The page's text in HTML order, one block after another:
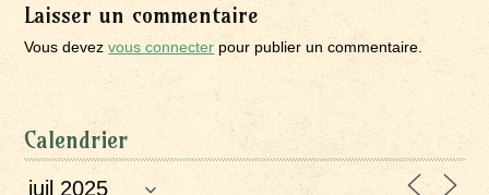
Laisser un commentaire
Vous devezvous connecter pour publier un commentaire.
Calendrier